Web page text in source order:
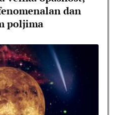
dan
poljima